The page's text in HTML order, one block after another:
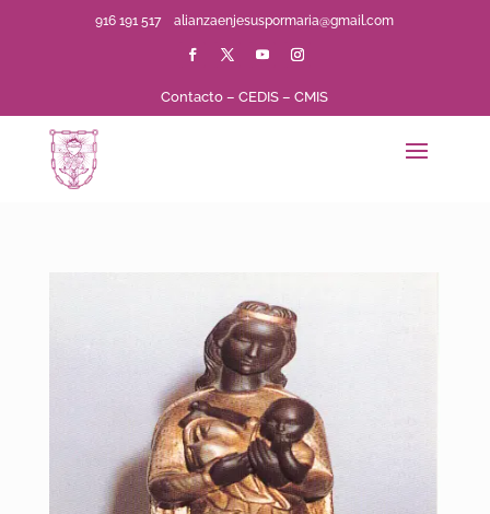
916 191 517alianzaenjesuspormaria@gmail.com
Contacto –CEDIS –CMIS